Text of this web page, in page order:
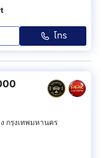
โทร
กรุงเทพมหานคร